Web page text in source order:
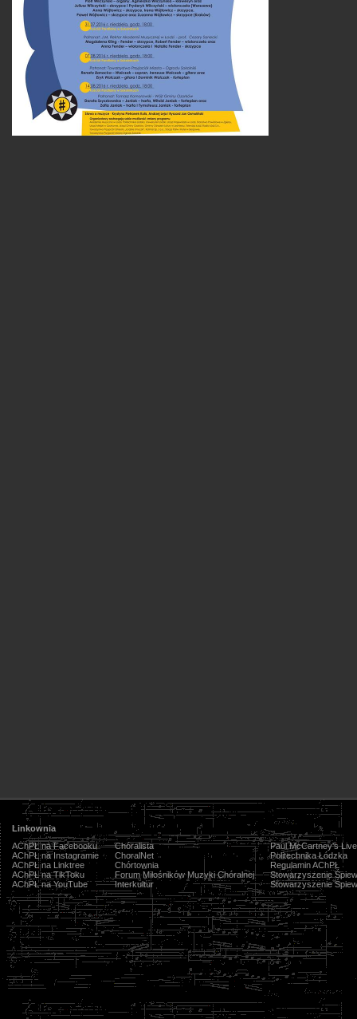
Linkownia
AChPŁ na Facebooku
AChPŁ na Instagramie
AChPŁ na Linktree
AChPŁ na TikToku
AChPŁ na YouTube
Chóralista
ChoralNet
Chórtownia
Forum Miłośników Muzyki Chóralnej
Interkultur
Paul McCartney's
Politechnika Łódzka
Regulamin AChPŁ
Stowarzyszenie
Stowarzyszenie